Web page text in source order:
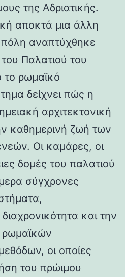
της Αδριατικής.
αποκτά μια άλλη
αναπτύχθηκε
Παλατιού του
το ρωμαϊκό
δείχνει πώς η
αρχιτεκτονική
καθημερινή ζωή των
Οι καμάρες, οι
δομές του παλατιού
σύγχρονες
και την
ρωμαϊκών
οι οποίες
του πρώιμου